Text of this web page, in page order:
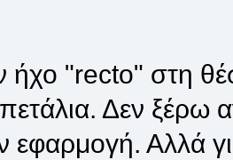
ήχο "recto" στη
Δεν ξέρω
εφαρμογή. Αλλά